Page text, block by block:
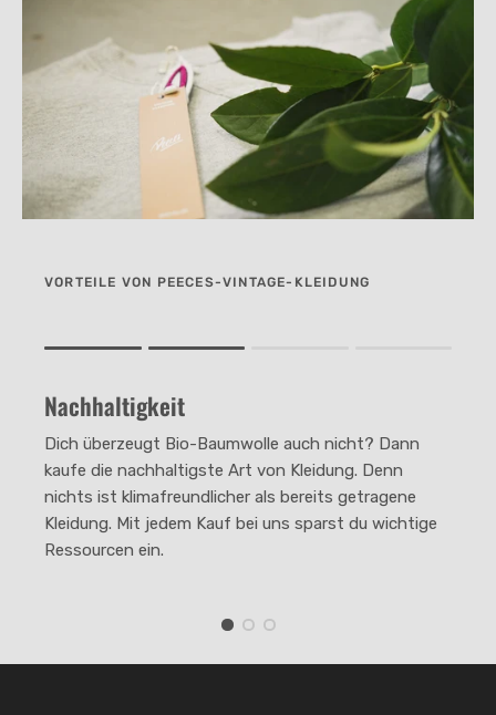
VORTEILE VON PEECES-VINTAGE-KLEIDUNG
The rating of this product for "" is 2.
Nachhaltigkeit
Dich überzeugt Bio-Baumwolle auch nicht? Dann
kaufe die nachhaltigste Art von Kleidung. Denn
nichts ist klimafreundlicher als bereits getragene
Kleidung. Mit jedem Kauf bei uns sparst du wichtige
Ressourcen ein.